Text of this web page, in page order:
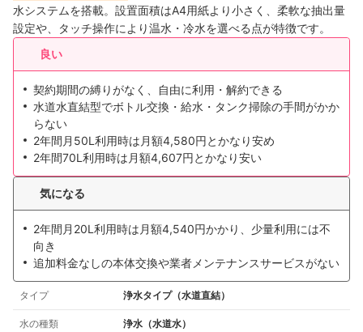
水システムを搭載。設置面積はA4用紙より小さく、柔軟な抽出量
設定や、タッチ操作により温水・冷水を選べる点が特徴です。
良い
契約期間の縛りがなく、自由に利用・解約できる
水道水直結型でボトル交換・給水・タンク掃除の手間がかか
らない
2年間月50L利用時は月額4,580円とかなり安め
2年間70L利用時は月額4,607円とかなり安い
気になる
2年間月20L利用時は月額4,540円かかり、少量利用には不
向き
追加料金なしの本体交換や業者メンテナンスサービスがない
タイプ 浄水タイプ（水道直結）
水の種類 浄水（水道水）